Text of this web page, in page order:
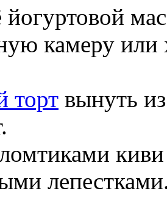
йогуртовой
камеру или
торт вынуть